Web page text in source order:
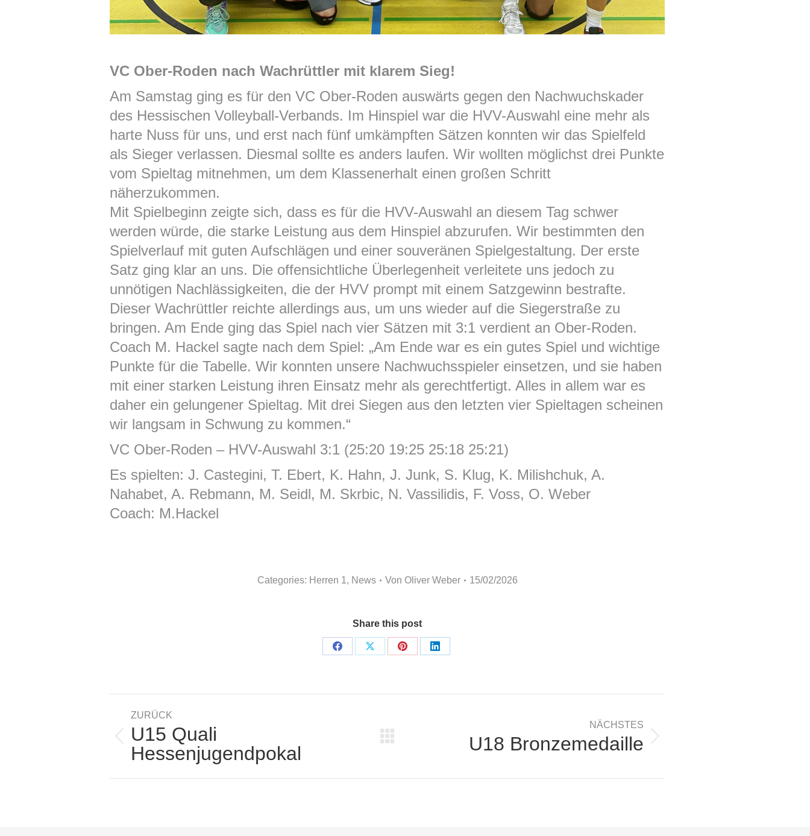
VC Ober-Roden nach Wachrüttler mit klarem Sieg!
Am Samstag ging es für den VC Ober-Roden auswärts gegen den Nachwuchskader
des Hessischen Volleyball-Verbands. Im Hinspiel war die HVV-Auswahl eine mehr als
harte Nuss für uns, und erst nach fünf umkämpften Sätzen konnten wir das Spielfeld
als Sieger verlassen. Diesmal sollte es anders laufen. Wir wollten möglichst drei Punkte
vom Spieltag mitnehmen, um dem Klassenerhalt einen großen Schritt
näherzukommen.
Mit Spielbeginn zeigte sich, dass es für die HVV-Auswahl an diesem Tag schwer
werden würde, die starke Leistung aus dem Hinspiel abzurufen. Wir bestimmten den
Spielverlauf mit guten Aufschlägen und einer souveränen Spielgestaltung. Der erste
Satz ging klar an uns. Die offensichtliche Überlegenheit verleitete uns jedoch zu
unnötigen Nachlässigkeiten, die der HVV prompt mit einem Satzgewinn bestrafte.
Dieser Wachrüttler reichte allerdings aus, um uns wieder auf die Siegerstraße zu
bringen. Am Ende ging das Spiel nach vier Sätzen mit 3:1 verdient an Ober-Roden.
Coach M. Hackel sagte nach dem Spiel: „Am Ende war es ein gutes Spiel und wichtige
Punkte für die Tabelle. Wir konnten unsere Nachwuchsspieler einsetzen, und sie haben
mit einer starken Leistung ihren Einsatz mehr als gerechtfertigt. Alles in allem war es
daher ein gelungener Spieltag. Mit drei Siegen aus den letzten vier Spieltagen scheinen
wir langsam in Schwung zu kommen.“
VC Ober-Roden – HVV-Auswahl 3:1 (25:20 19:25 25:18 25:21)
Es spielten: J. Castegini, T. Ebert, K. Hahn, J. Junk, S. Klug, K. Milishchuk, A.
Nahabet, A. Rebmann, M. Seidl, M. Skrbic, N. Vassilidis, F. Voss, O. Weber
Coach: M.Hackel
Categories: Herren 1, News Von Oliver Weber 15/02/2026
Share this post
Share
Share
Share
Share
ZURÜCK
Vorheriger
Beitrag:
U15 Quali
Hessenjugendpokal
NÄCHSTES
NächsterU18 Bronzemedaille